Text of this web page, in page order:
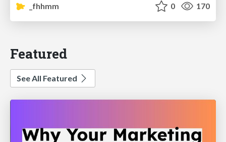
_fhhmm
0 170
Featured
See All Featured